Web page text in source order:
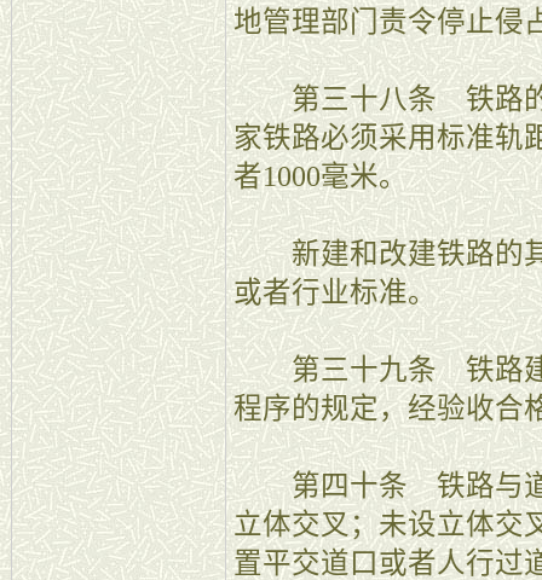
地管理部门责令停止侵
第三十八条 铁路的
家铁路必须采用标准轨
者1000毫米。
新建和改建铁路的其
或者行业标准。
第三十九条 铁路建
程序的规定，经验收合
第四十条 铁路与道
立体交叉；未设立体交
置平交道口或者人行过